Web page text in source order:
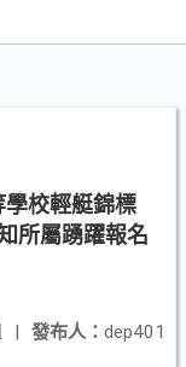
校輕艇錦標
所屬踴躍報名
發布人： dep401
|